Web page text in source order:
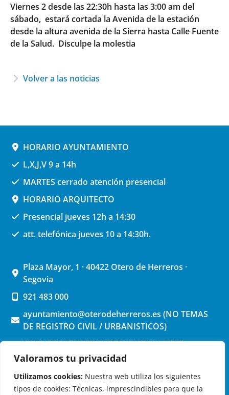
Valoramos tu privacidad
Utilizamos cookies: Nuestra web utiliza los siguientes
tipos de cookies: Técnicas, imprescindibles para que la
Viernes 2 desde las 22:30h hasta las 3:00 am del
sábado, estará cortada la Avenida de la estación
desde la altura avenida de la Sierra hasta Calle Fuente
de la Salud. Disculpe la molestia
Volver a las noticias
HORARIO AYUNTAMIENTO
L,X,J,V 9 a 14h
MARTES cerrado atención presencial
HORARIO ARQUITECTO
Presencial jueves 12h a 14:30
att. telefónica jueves 10 a 14:30h.
Plaza Mayor, 1 · 40422 Otero de Herreros ·
Segovia
921 483 000
ayuntamiento@oterodeherreros.es (NO TEMAS
DE REGISTRO CIVIL / URBANISTICOS)
PARA REALIZAR TRAMITES USAR LA SEDE
ELECTRONICA (pinchar aquí)